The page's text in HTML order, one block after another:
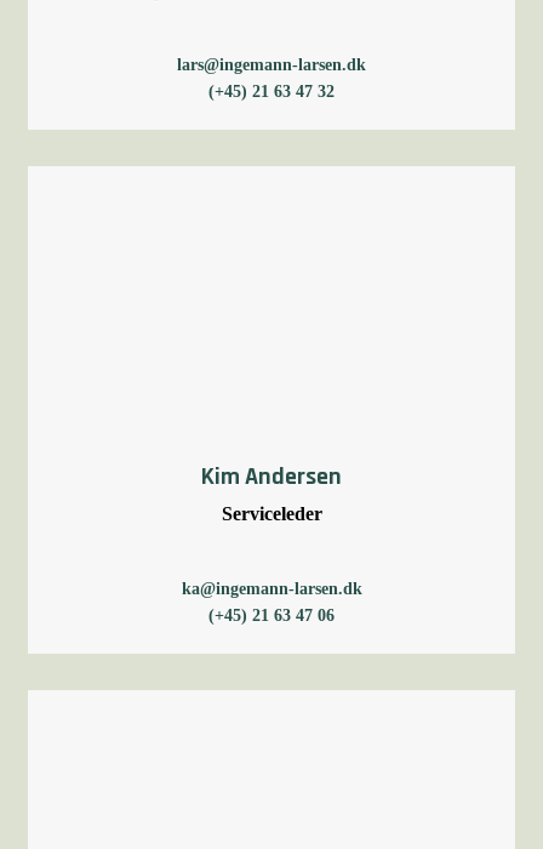
lars@ingemann-larsen.dk
(+45) 21 63 47 32
Kim Andersen
Serviceleder
ka@ingemann-larsen.dk
(+45) 21 63 47 06